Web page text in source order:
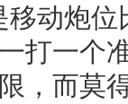
动炮
打一个
，而莫